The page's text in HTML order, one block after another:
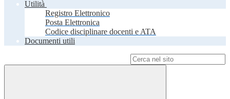
Utilità
Registro Elettronico
Posta Elettronica
Codice disciplinare docenti e ATA
Documenti utili